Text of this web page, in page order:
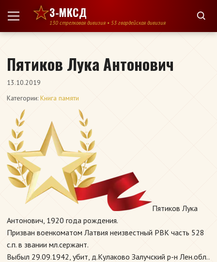
Перейти к содержимому
3-МКСД
130 стрелковая дивизия • 53 гвардейская дивизия
Пятиков Лука Антонович
13.10.2019
Категории: Книга памяти
Пятиков Лука
Антонович, 1920 года рождения.
Призван военкоматом Латвия неизвестный РВК часть 528
с.п. в звании мл.сержант.
Выбыл 29.09.1942, убит, д.Кулаково Залучский р-н Лен.обл..